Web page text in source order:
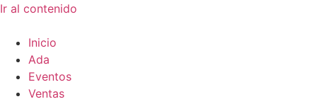
Ir al contenido
Inicio
Ada
Eventos
Ventas